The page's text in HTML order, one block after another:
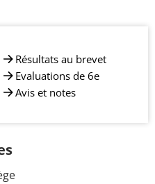
Résultats au brevet
Evaluations de 6e
Avis et notes